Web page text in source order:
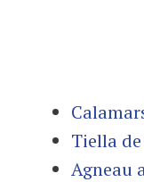
Tiella
Agneau